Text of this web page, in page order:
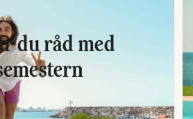
du råd med